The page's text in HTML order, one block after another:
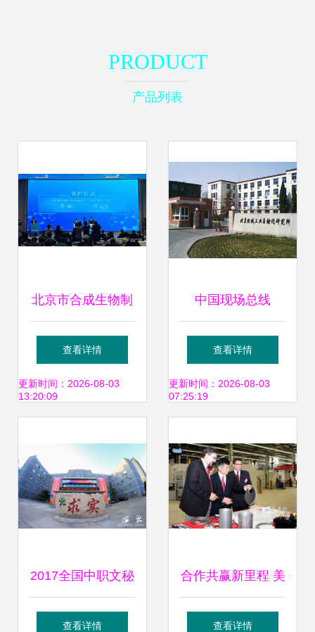
PRODUCT
产品列表
北京市合成生物制
造技术创新中心启
动建设，赋能未来
查看详情
更新时间：2026-08-03
13:20:09
中国现场总线
PROFIBUS技术资
格中心 赋能智能制
查看详情
更新时间：2026-08-03
07:25:19
2017全国中职文秘
类专业教学交流大
查看详情
合作共赢新里程 美
国商务部长骆家辉
查看详情